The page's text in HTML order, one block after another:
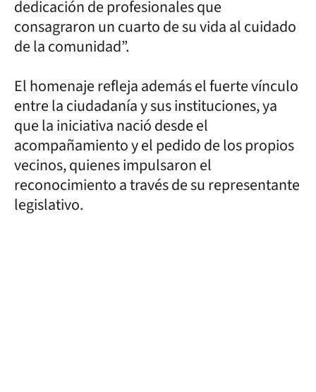
dedicación de profesionales que
consagraron un cuarto de su vida al cuidado
de la comunidad”.
El homenaje refleja además el fuerte vínculo
entre la ciudadanía y sus instituciones, ya
que la iniciativa nació desde el
acompañamiento y el pedido de los propios
vecinos, quienes impulsaron el
reconocimiento a través de su representante
legislativo.